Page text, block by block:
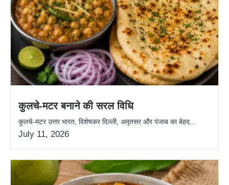
कुलचे-मटर बनाने की सरल विधि
कुलचे-मटर उत्तर भारत, विशेषकर दिल्ली, अमृतसर और पंजाब का बेहद...
July 11, 2026